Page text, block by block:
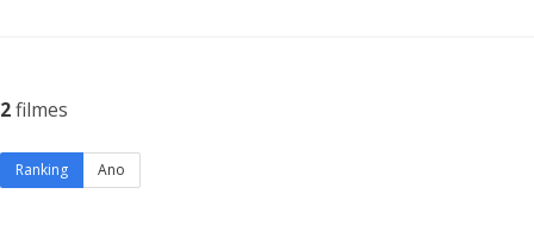
2filmes
Ranking Ano